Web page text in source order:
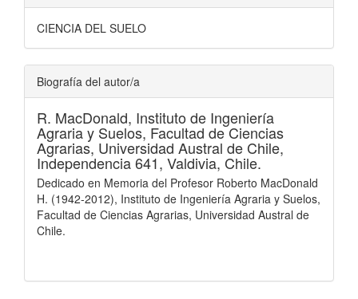
CIENCIA DEL SUELO
Biografía del autor/a
R. MacDonald, Instituto de Ingeniería
Agraria y Suelos, Facultad de Ciencias
Agrarias, Universidad Austral de Chile,
Independencia 641, Valdivia, Chile.
Dedicado en Memoria del Profesor Roberto MacDonald
H. (1942-2012), Instituto de Ingeniería Agraria y Suelos,
Facultad de Ciencias Agrarias, Universidad Austral de
Chile.